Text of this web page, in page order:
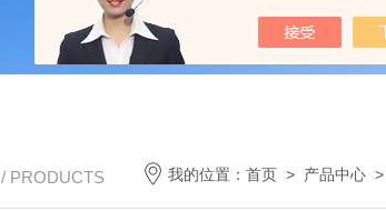
/ PRODUCTS 我的位置：首页 > 产品中心 >